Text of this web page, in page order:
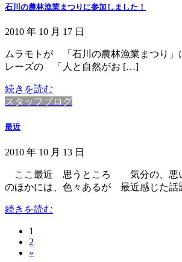
石川の農林漁業まつりに参加しました！
2010 年 10 月 17 日
ムラモトが 「石川の農林漁業
レーズの 「人と自然がお […]
続きを読む
スタッフブログ
最近
2010 年 10 月 13 日
ここ最近 思うところ 気分の、悪い
のほかには、色々あるが 最近感じ
続きを読む
固
定
ペ
1
固
定
2
»